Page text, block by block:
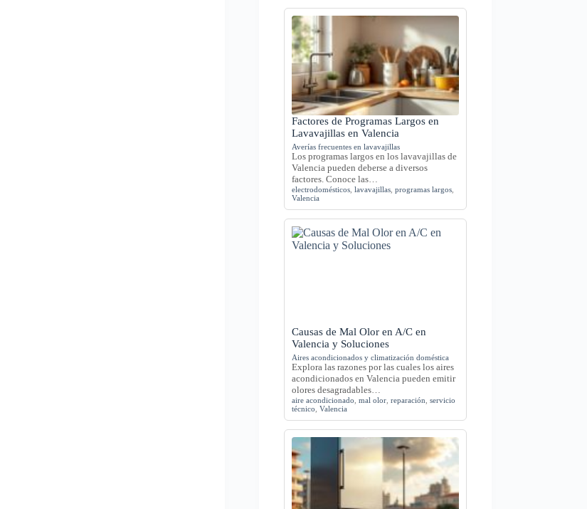
Factores de Programas Largos en
Lavavajillas en Valencia
Averías frecuentes en lavavajillas
Los programas largos en los lavavajillas de
Valencia pueden deberse a diversos
factores. Conoce las…
electrodomésticos ,lavavajillas ,programas largos
Valencia
Causas de Mal Olor en A/C en
Valencia y Soluciones
Aires acondicionados y climatización doméstica
Explora las razones por las cuales los aires
acondicionados en Valencia pueden emitir
olores desagradables…
aire acondicionado ,mal olor ,reparación ,servicio
técnico ,Valencia